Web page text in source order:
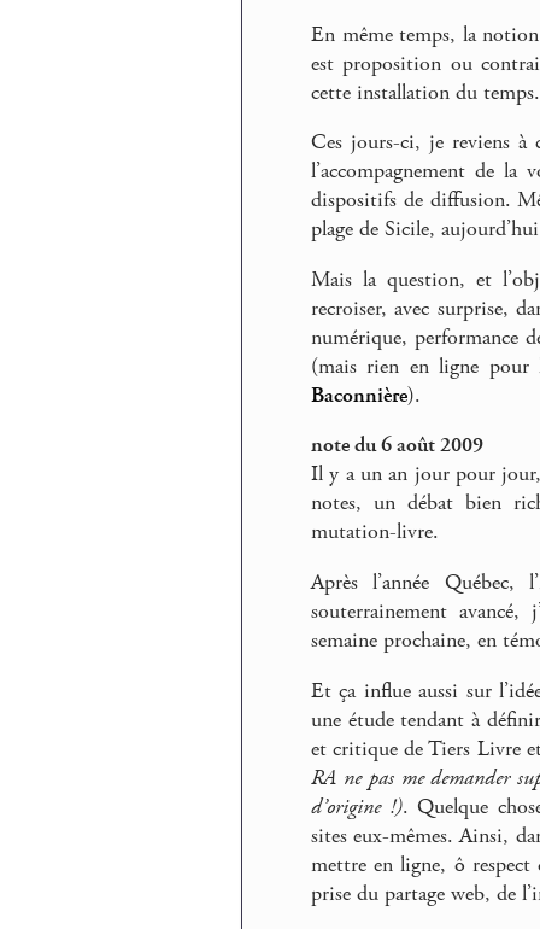
En même temps, la
est proposition ou
cette installation du temps.
Ces jours-ci, je reviens à
l’accompagnement de
dispositifs de diffusion.
plage de Sicile,
Mais la question, et
recroiser, avec surprise,
numérique, performance
(mais rien en ligne
Baconnière).
note du 6 août 2009
Il y a un an jour pour jour,
notes, un débat bien
mutation-livre.
Après l’année
souterrainement
semaine prochaine, en
Et ça influe aussi sur
une étude tendant à
et critique de Tiers Livre
RA ne pas me demander
d’origine !). Quelque
sites eux-mêmes. Ainsi,
mettre en ligne, ô
prise du partage web, de